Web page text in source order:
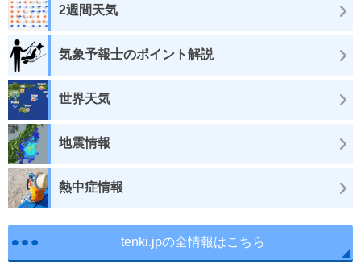
2週間天気
気象予報士のポイント解説
世界天気
地震情報
熱中症情報
tenki.jpの全情報はこちら